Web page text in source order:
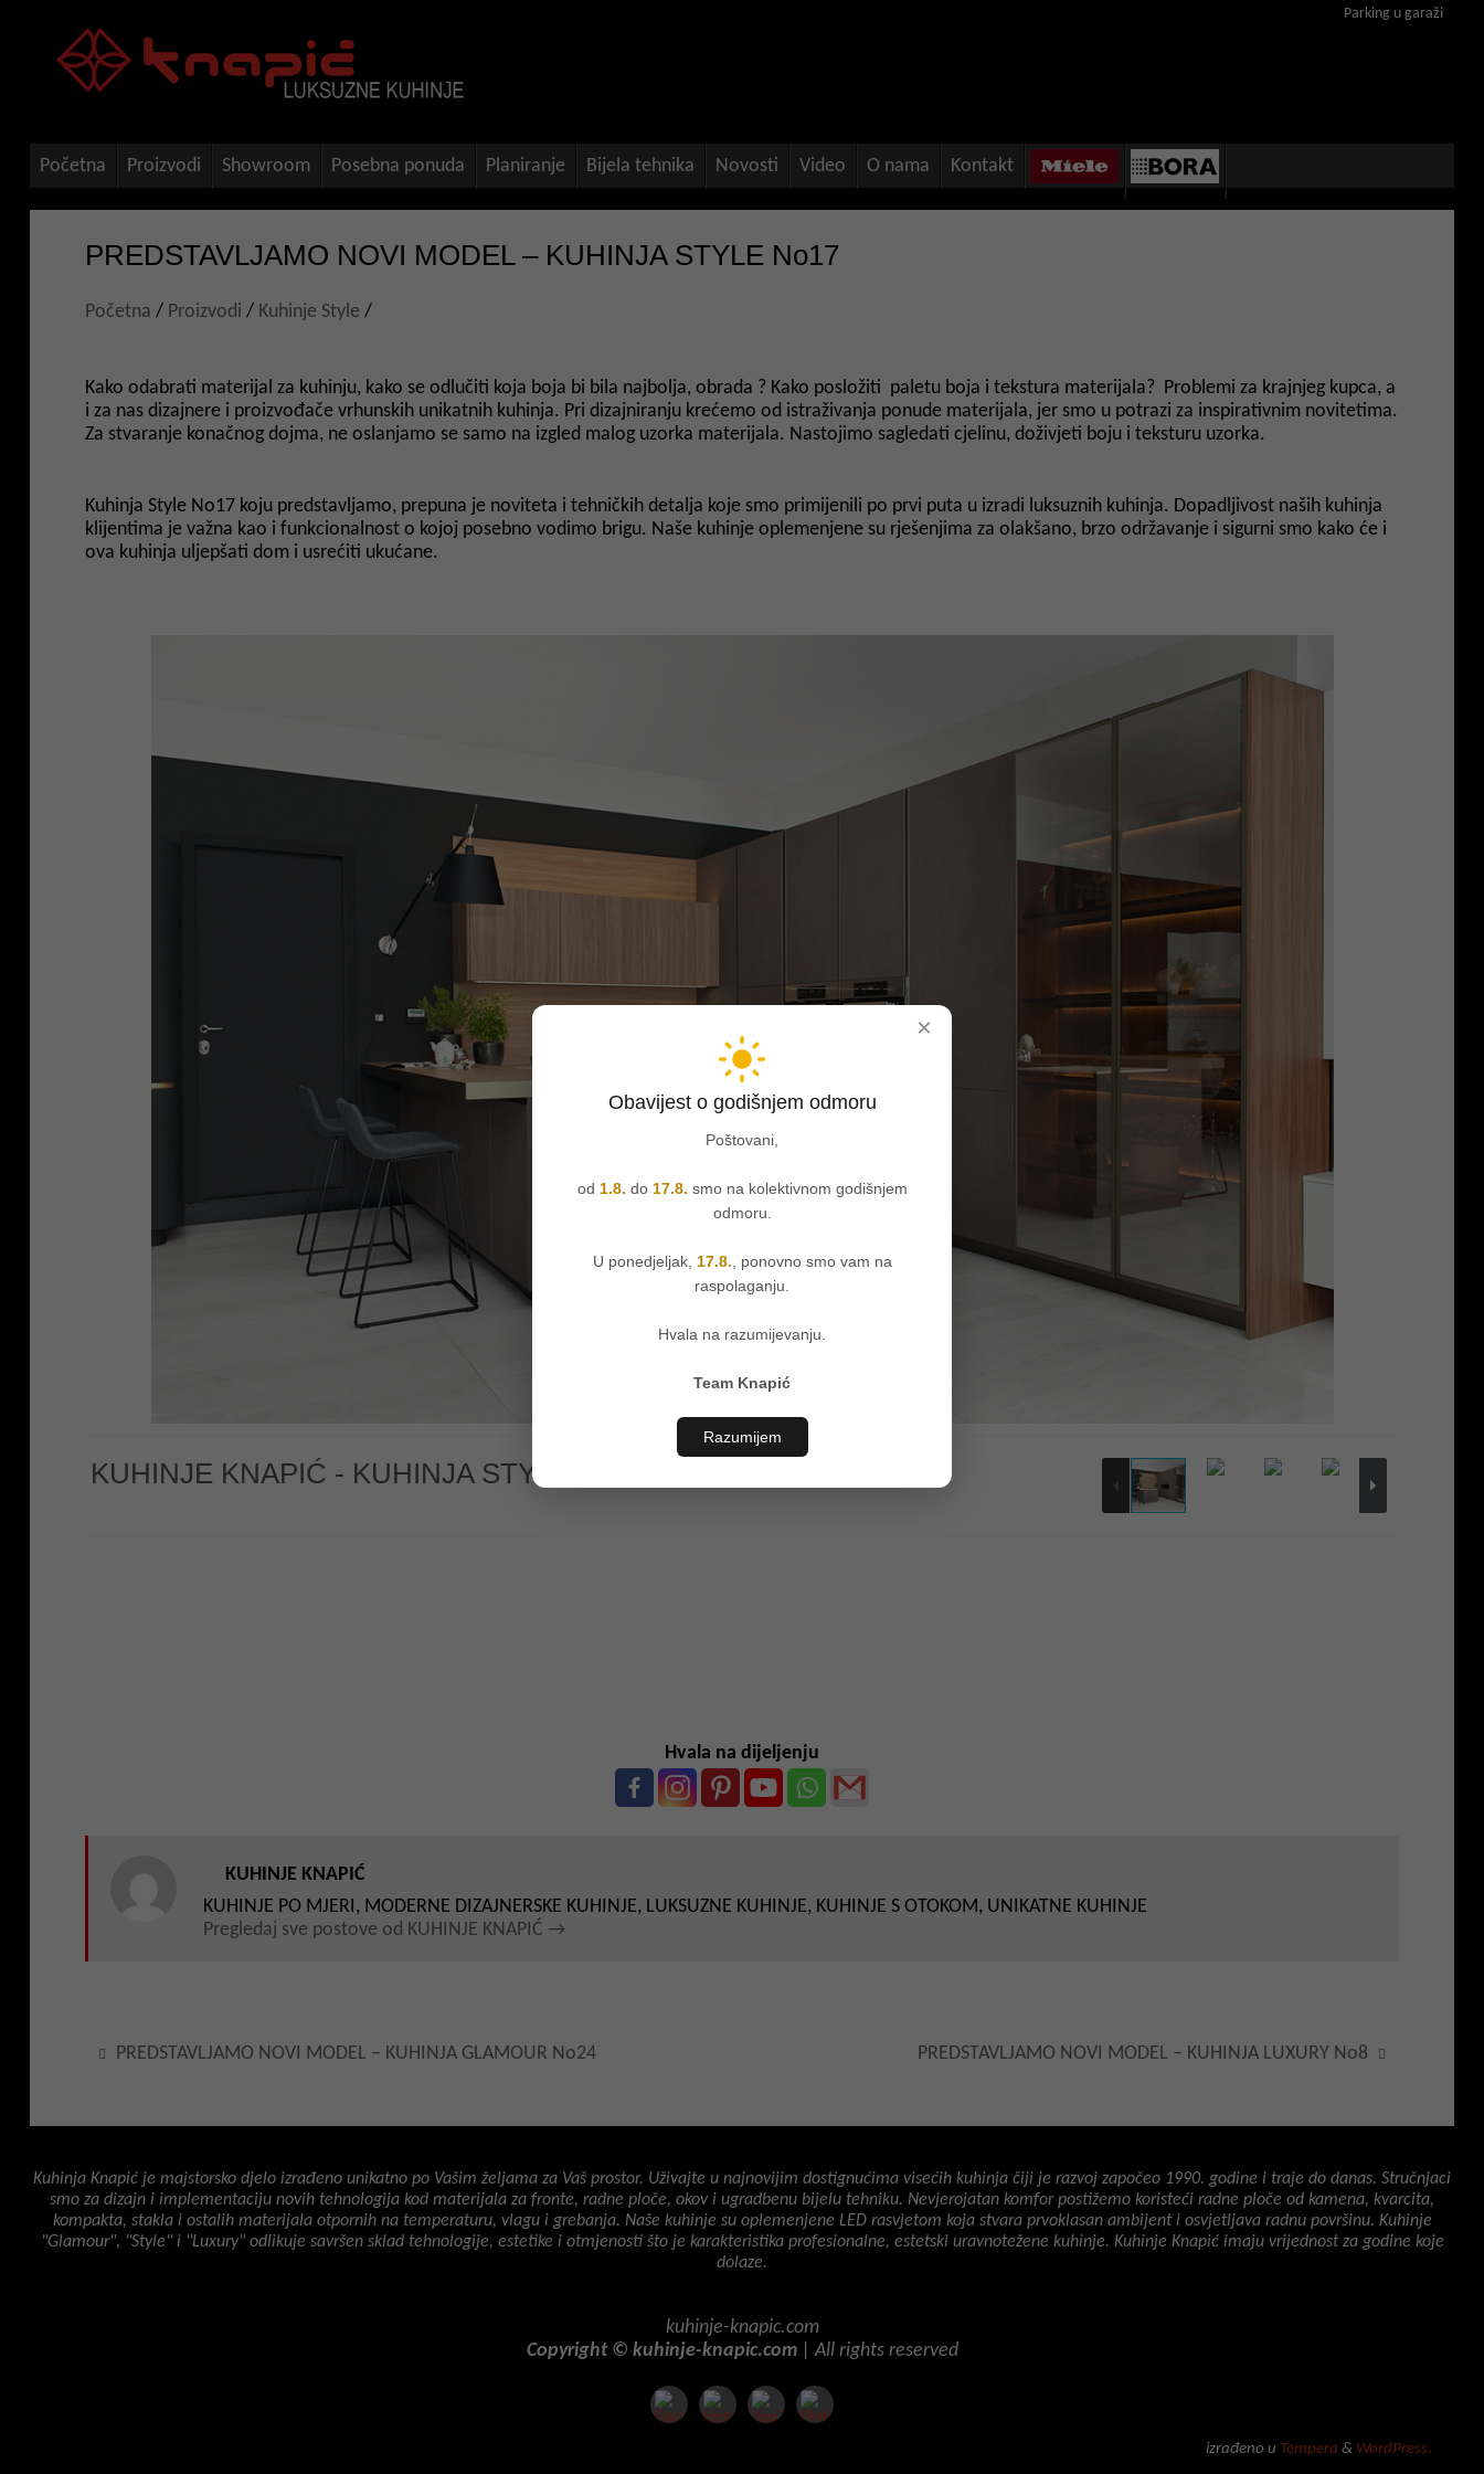
Parking u garaži
Početna Proizvodi Showroom Posebna ponuda Planiranje Bijela tehnika Novosti Video O nama Kontakt
PREDSTAVLJAMO NOVI MODEL – KUHINJA STYLE No17
Početna / Proizvodi / Kuhinje Style /
Kako odabrati materijal za kuhinju, kako se odlučiti koja boja bi bila najbolja, obrada ? Kako posložiti paletu boja i tekstura materijala? Problemi za krajnjeg kupca, a
i za nas dizajnere i proizvođače vrhunskih unikatnih kuhinja. Pri dizajniranju krećemo od istraživanja ponude materijala, jer smo u potrazi za inspirativnim novitetima.
Za stvaranje konačnog dojma, ne oslanjamo se samo na izgled malog uzorka materijala. Nastojimo sagledati cjelinu, doživjeti boju i teksturu uzorka.
Kuhinja Style No17 koju predstavljamo, prepuna je noviteta i tehničkih detalja koje smo primijenili po prvi puta u izradi luksuznih kuhinja. Dopadljivost naših kuhinja
klijentima je važna kao i funkcionalnost o kojoj posebno vodimo brigu. Naše kuhinje oplemenjene su rješenjima za olakšano, brzo održavanje i sigurni smo kako će i
ova kuhinja uljepšati dom i usrećiti ukućane.
KUHINJE KNAPIĆ - KUHINJA STYLE No17
Hvala na dijeljenju
KUHINJE KNAPIĆ
KUHINJE PO MJERI, MODERNE DIZAJNERSKE KUHINJE, LUKSUZNE KUHINJE, KUHINJE S OTOKOM, UNIKATNE KUHINJE
Pregledaj sve postove od KUHINJE KNAPIĆ →
PREDSTAVLJAMO NOVI MODEL – KUHINJA GLAMOUR No24 PREDSTAVLJAMO NOVI MODEL – KUHINJA LUXURY No8
Kuhinja Knapić je majstorsko djelo izrađeno unikatno po Vašim željama za Vaš prostor. Uživajte u najnovijim dostignućima visećih kuhinja čiji je razvoj započeo 1990. godine i traje do danas. Stručnjaci
smo za dizajn i implementaciju novih tehnologija kod materijala za fronte, radne ploče, okov i ugradbenu bijelu tehniku. Nevjerojatan komfor postižemo koristeći radne ploče od kamena, kvarcita,
kompakta, stakla i ostalih materijala otpornih na temperaturu, vlagu i grebanja. Naše kuhinje su oplemenjene LED rasvjetom koja stvara prvoklasan ambijent i osvjetljava radnu površinu. Kuhinje
"Glamour", "Style" i "Luxury" odlikuje savršen sklad tehnologije, estetike i otmjenosti što je karakteristika profesionalne, estetski uravnotežene kuhinje. Kuhinje Knapić imaju vrijednost za godine koje
dolaze.
kuhinje-knapic.com
Copyright © kuhinje-knapic.com| All rights reserved
izrađeno u Tempera & WordPress.
×
Obavijest o godišnjem odmoru
Poštovani,
od 1.8. do 17.8. smo na kolektivnom godišnjem
odmoru.
U ponedjeljak, 17.8. , ponovno smo vam na
raspolaganju.
Hvala na razumijevanju.
Team Knapić
Razumijem